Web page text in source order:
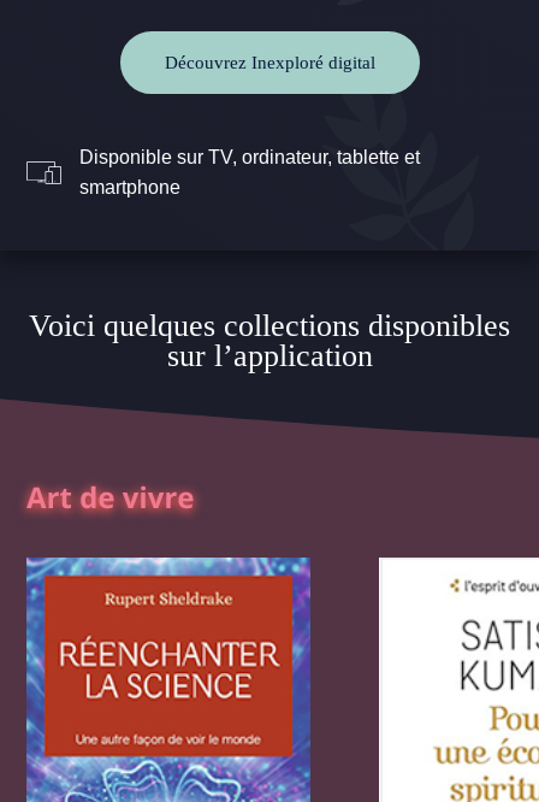
Découvrez Inexploré digital
Disponible sur TV, ordinateur, tablette et
smartphone
Voici quelques collections disponibles
sur l’application